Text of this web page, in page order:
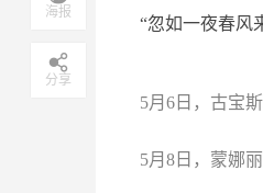
“忽如一夜春风
5月6日，古宝
5月8日，蒙娜
海报
分享